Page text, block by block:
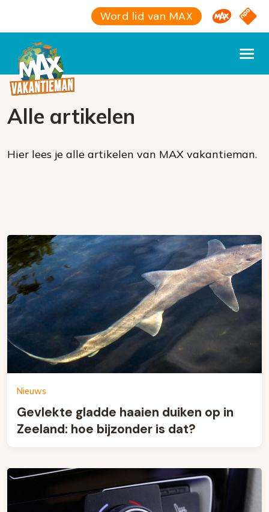
Word lid van MAX Omroep
NPO
Alle artikelen
Hier lees je alle artikelen van MAX vakantieman.
Nieuws
Gevlekte gladde haaien duiken op in
Zeeland: hoe bijzonder is dat?